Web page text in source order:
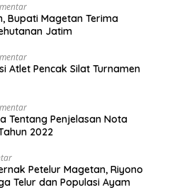
Bupati Magetan Terima
Jatim
Atlet Pencak Silat Turnamen
Tentang Penjelasan Nota
2022
Petelur Magetan, Riyono
Telur dan Populasi Ayam